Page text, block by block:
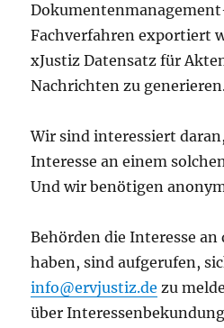
Fachverfahren exportiert
xJustiz Datensatz für
Nachrichten zu
Wir sind interessiert
Interesse an einem
Und wir benötigen
Behörden die Interesse
haben, sind aufgerufen,
info@ervjustiz.de zu
über